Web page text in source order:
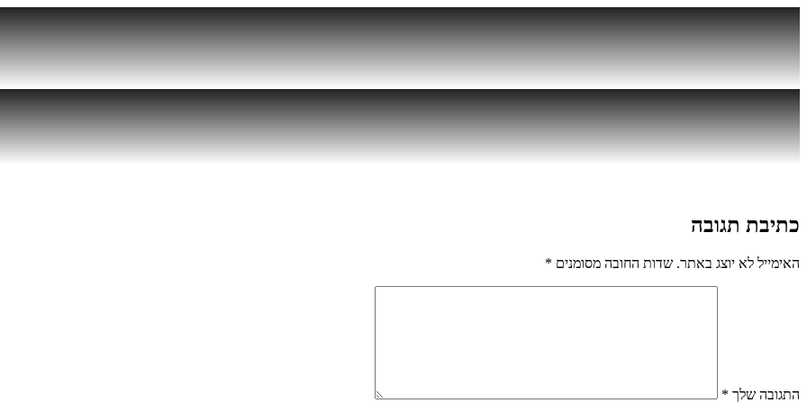
דלג
לתוכן
כתיבת תגובה
האימייל לא יוצג באתר. שדות החובה מסומנים *
התגובה שלך *